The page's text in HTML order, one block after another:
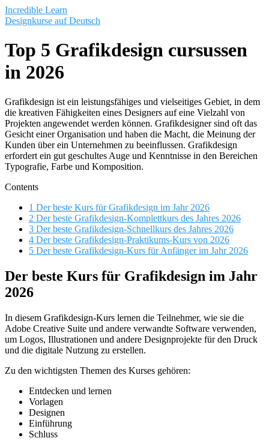
Saltar
al
Incredible Learn
Designkurse auf Deutsch
Top 5 Grafikdesign cursussen
in 2026
Grafikdesign ist ein leistungsfähiges und vielseitiges Gebiet, in dem
die kreativen Fähigkeiten eines Designers auf eine Vielzahl von
Projekten angewendet werden können. Grafikdesigner sind oft das
Gesicht einer Organisation und haben die Macht, die Meinung der
Kunden über ein Unternehmen zu beeinflussen. Grafikdesign
erfordert ein gut geschultes Auge und Kenntnisse in den Bereichen
Typografie, Farbe und Komposition.
Contents
1 Der beste Kurs für Grafikdesign im Jahr 2026
2 Der beste Grafikdesign-Komplettkurs des Jahres 2026
3 Der beste Grafikdesign-Schnellkurs des Jahres 2026
4 Der beste Grafikdesign-Praktikums-Kurs von 2026
5 Der beste Grafikdesign-Kurs für Anfänger im Jahr 2026
Der beste Kurs für Grafikdesign im Jahr
2026
In diesem Grafikdesign-Kurs lernen die Teilnehmer, wie sie die
Adobe Creative Suite und andere verwandte Software verwenden,
um Logos, Illustrationen und andere Designprojekte für den Druck
und die digitale Nutzung zu erstellen.
Zu den wichtigsten Themen des Kurses gehören:
Entdecken und lernen
Vorlagen
Designen
Einführung
Schluss